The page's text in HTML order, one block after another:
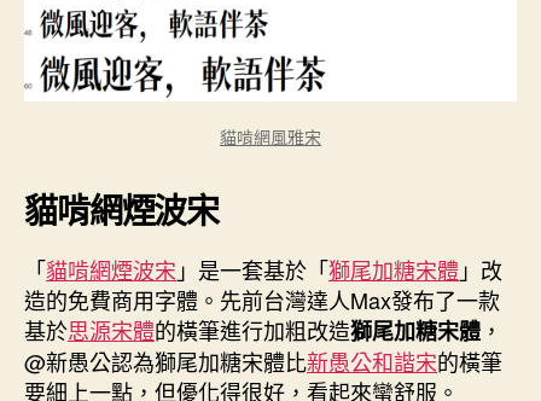
貓啃網風雅宋
貓啃網煙波宋
「貓啃網煙波宋 」是一套基於「獅尾加糖宋體 」改
造的免費商用字體。先前台灣達人Max發布了一款
基於思源宋體的橫筆進行加粗改造獅尾加糖宋體 ，
@新愚公認為獅尾加糖宋體比新愚公和諧宋的橫筆
要細上一點，但優化得很好，看起來蠻舒服。